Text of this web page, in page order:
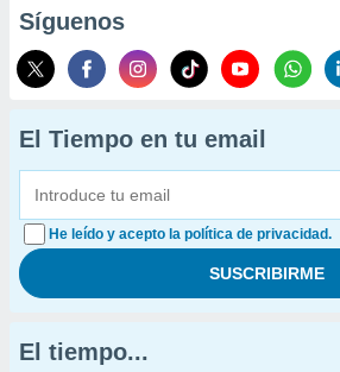
Síguenos
El Tiempo en tu email
He leído y acepto la política de privacidad.
El tiempo...